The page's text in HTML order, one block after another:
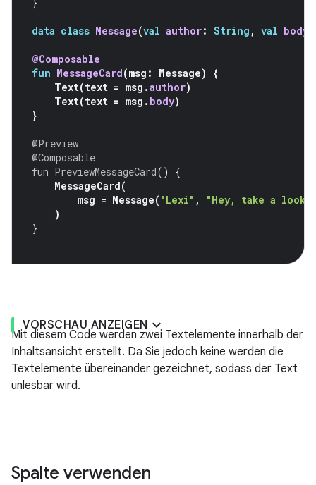
}
data class Message(val author: String , val body
@Composable
fun MessageCard(msg : Message)
{
Text(text = msg .author)
Text(text = msg . body)
}
@Preview
@Composable
fun PreviewMessageCard()
{
MessageCard(
msg = Message( "Lexi" ,
"Hey, take a look
)
}
VORSCHAU ANZEIGEN
Mit diesem Code werden zwei Textelemente innerhalb der
Inhaltsansicht erstellt. Da Sie jedoch keine werden die
Textelemente übereinander gezeichnet, sodass der Text
unlesbar wird.
Spalte verwenden